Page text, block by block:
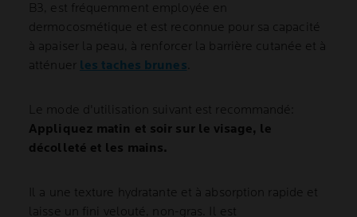
B3, est fréquemment employée en
dermocosmétique et est reconnue pour sa capacité
à apaiser la peau, à renforcer la barrière cutanée et à
atténuer les taches brunes
Le mode d'utilisation suivant est recommandé:
Appliquez matin et soir sur le visage, le
décolleté et les mains.
Il a une texture hydratante et à absorption rapide et
laisse un fini velouté, non-gras. Il est